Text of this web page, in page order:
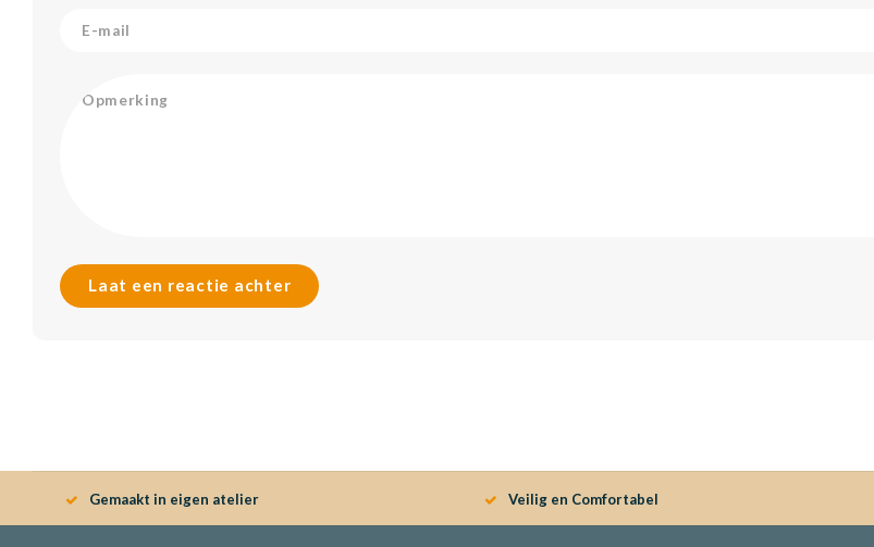
Laat een reactie achter
Gemaakt in eigen atelier Veilig en Comfortabel